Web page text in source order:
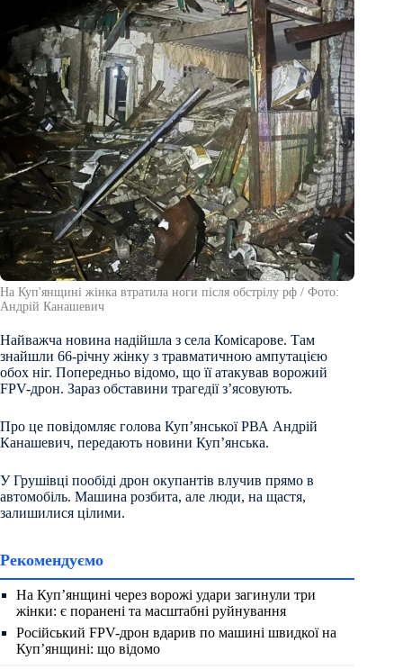
На Куп'янщині жінка втратила ноги після обстрілу рф / Фото:
Андрій Канашевич
Найважча новина надійшла з села Комісарове. Там
знайшли 66-річну жінку з травматичною ампутацією
обох ніг. Попередньо відомо, що її атакував ворожий
FPV-дрон. Зараз обставини трагедії з’ясовують.
Про це повідомляє голова Куп’янської РВА Андрій
Канашевич, передають новини Куп’янська.
У Грушівці пообіді дрон окупантів влучив прямо в
автомобіль. Машина розбита, але люди, на щастя,
залишилися цілими.
Рекомендуємо
На Куп’янщині через ворожі удари загинули три
жінки: є поранені та масштабні руйнування
Російський FPV-дрон вдарив по машині швидкої на
Куп’янщині: що відомо